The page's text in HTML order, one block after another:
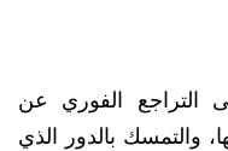
التراجع الفوري عن
والتمسك بالدور الذي